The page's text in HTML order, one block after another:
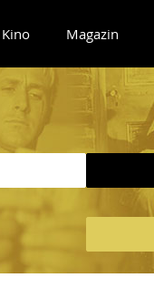
Magazin